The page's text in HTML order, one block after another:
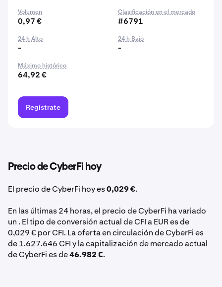
Volumen
0,97 €
Clasificación en el mercado
#6791
24 h Alto
-
24 h Bajo
-
Máximo histórico
64,92 €
Regístrate
Precio de CyberFi hoy
El precio de CyberFi hoy es0,029 €.
En las últimas 24 horas, el precio de CyberFi ha variado
un . El tipo de conversión actual de CFI a EUR es de
0,029 € por CFI. La oferta en circulación de CyberFi es
de 1.627.646 CFI y la capitalización de mercado actual
de CyberFi es de46.982 €.